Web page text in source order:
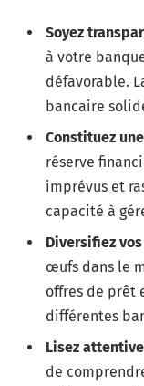
Soyez
à votre
défavorable.
bancaire
Constituez
réserve
imprévus et
capacité à
Diversifiez
œufs dans le
offres de prêt
différentes
Lisez
de